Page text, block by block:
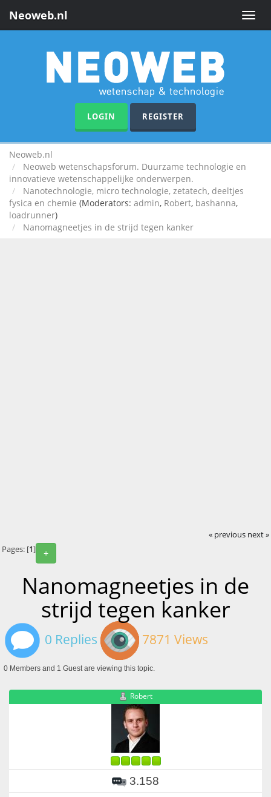
Toggle
Neoweb.nl
LOGIN REGISTER
Neoweb.nl
Neoweb wetenschapsforum. Duurzame technologie en
innovatieve wetenschappelijke onderwerpen.
Nanotechnologie, micro technologie, zetatech, deeltjes
fysica en chemie (Moderators: admin, Robert, bashanna,
loadrunner)
Nanomagneetjes in de strijd tegen kanker
« previous next »
+
Pages: [1]
Nanomagneetjes in de
strijd tegen kanker
0 Replies 7871 Views
0 Members and 1 Guest are viewing this topic.
Robert
3.158